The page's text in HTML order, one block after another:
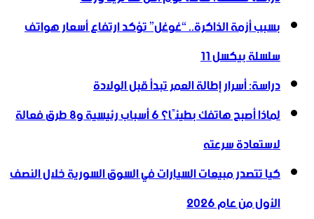
بسبب أزمة الذاكرة.. “غوغل” تؤكد ارتفاع أسعار هواتف
سلسلة بيكسل 11
دراسة: أسرار إطالة العمر تبدأ قبل الولادة
لماذا أصبح هاتفك بطيئًا؟ 6 أسباب رئيسية و8 طرق فعالة
لاستعادة سرعته
كيا تتصدر مبيعات السيارات في السوق السورية خلال النصف
الأول من عام 2026